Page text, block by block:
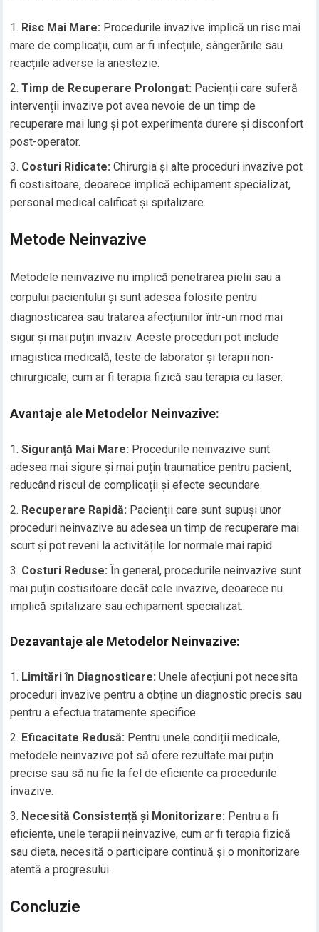
Risc Mai Mare: Procedurile invazive implică un risc mai
mare de complicații, cum ar fi infecțiile, sângerările sau
reacțiile adverse la anestezie.
Timp de Recuperare Prolongat: Pacienții care suferă
intervenții invazive pot avea nevoie de un timp de
recuperare mai lung și pot experimenta durere și disconfort
post-operator.
Costuri Ridicate: Chirurgia și alte proceduri invazive pot
fi costisitoare, deoarece implică echipament specializat,
personal medical calificat și spitalizare.
Metode Neinvazive
Metodele neinvazive nu implică penetrarea pielii sau a
corpului pacientului și sunt adesea folosite pentru
diagnosticarea sau tratarea afecțiunilor într-un mod mai
sigur și mai puțin invaziv. Aceste proceduri pot include
imagistica medicală, teste de laborator și terapii non-
chirurgicale, cum ar fi terapia fizică sau terapia cu laser.
Avantaje ale Metodelor Neinvazive:
Siguranță Mai Mare: Procedurile neinvazive sunt
adesea mai sigure și mai puțin traumatice pentru pacient,
reducând riscul de complicații și efecte secundare.
Recuperare Rapidă: Pacienții care sunt supuși unor
proceduri neinvazive au adesea un timp de recuperare mai
scurt și pot reveni la activitățile lor normale mai rapid.
Costuri Reduse: În general, procedurile neinvazive sunt
mai puțin costisitoare decât cele invazive, deoarece nu
implică spitalizare sau echipament specializat.
Dezavantaje ale Metodelor Neinvazive:
Limitări în Diagnosticare: Unele afecțiuni pot necesita
proceduri invazive pentru a obține un diagnostic precis sau
pentru a efectua tratamente specifice.
Eficacitate Redusă: Pentru unele condiții medicale,
metodele neinvazive pot să ofere rezultate mai puțin
precise sau să nu fie la fel de eficiente ca procedurile
invazive.
Necesită Consistență și Monitorizare: Pentru a fi
eficiente, unele terapii neinvazive, cum ar fi terapia fizică
sau dieta, necesită o participare continuă și o monitorizare
atentă a progresului.
Concluzie